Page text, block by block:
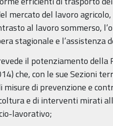
mercato del lavoro
al lavoro sommerso,
stagionale e l’assistenza
il potenziamento della
che, con le sue Sezioni
misure di prevenzione e
e di interventi mirati
lavorativo;